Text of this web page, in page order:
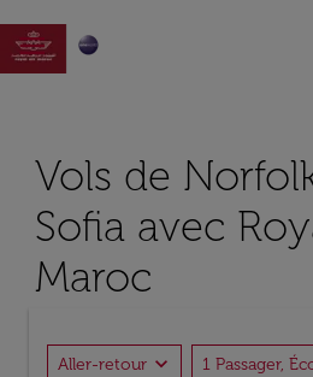

Vols de
Sofia avec
Maroc
Aller-retour expand_more 1 Passager,